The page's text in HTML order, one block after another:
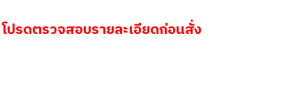
รดตรวจสอบรายละเอียดก่อนสั่ง